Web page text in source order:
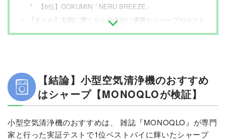
【6位】GOKUMIN「NERU BREEZE」
【まとめ】玄関に置くなら全方位に優秀なシャープがベスト
【結論】小型空気清浄機のおすすめ
はシャープ【MONOQLOが検証】
小型空気清浄機のおすすめは、 雑誌『MONOQLO』が専門
家と行った実証テストで1位ベストバイに輝いたシャープ